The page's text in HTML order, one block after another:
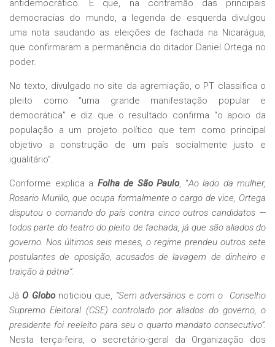
antidemocrático. É que, na contramão das principais
democracias do mundo, a legenda de esquerda divulgou
uma nota saudando as eleições de fachada na Nicarágua,
que confirmaram a permanência do ditador Daniel Ortega no
poder.
No texto, divulgado no site da agremiação, o PT classifica o
pleito como “uma grande manifestação popular e
democrática” e diz que o resultado confirma “o apoio da
população a um projeto político que tem como principal
objetivo a construção de um país socialmente justo e
igualitário”.
Conforme explica a Folha de São Paulo, “Ao lado da mulher,
Rosario Murillo, que ocupa formalmente o cargo de vice, Ortega
disputou o comando do país contra cinco outros candidatos —
todos parte do teatro do pleito de fachada, já que são aliados do
governo. Nos últimos seis meses, o regime prendeu outros sete
postulantes de oposição, acusados de lavagem de dinheiro e
traição à pátria”.
Já O Globonoticiou que, “Sem adversários e com o Conselho
Supremo Eleitoral (CSE) controlado por aliados do governo, o
presidente foi reeleito para seu o quarto mandato consecutivo”.
Nesta terça-feira, o secretário-geral da Organização dos